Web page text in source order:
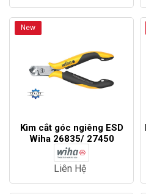
New
Kìm cắt góc ngiêng ESD
Wiha 26835/ 27450
Liên Hệ